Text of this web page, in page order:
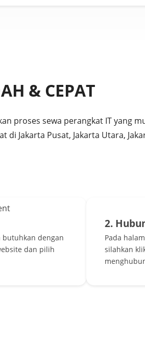
& CEPAT
proses sewa perangkat IT yang
di Jakarta Pusat, Jakarta Utara,
butuhkan dengan
dan pilih
2.
Pada
silahkan